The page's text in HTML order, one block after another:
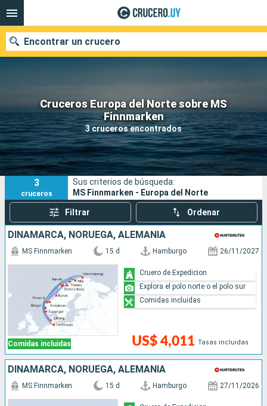
Cruceros Europa del Norte sobre MS
Finnmarken
3 cruceros encontrados
Encontrar un crucero
Nuestros destinos
Fecha de salida
Puertos Compañías
Buscar
3
cruceros
Sus criterios de búsqueda:
MS Finnmarken - Europa del Norte
Filtrar Ordenar
DINAMARCA, NORUEGA, ALEMANIA
Comidas incluidas
MS Finnmarken 15 d Hamburgo 26/11/2027
US$ 4,011 Tasas incluidas
Cruero de Expedicion
Explora el polo norte o el polo sur
Comidas incluidas
DINAMARCA, NORUEGA, ALEMANIA
MS Finnmarken 15 d Hamburgo 27/11/2026